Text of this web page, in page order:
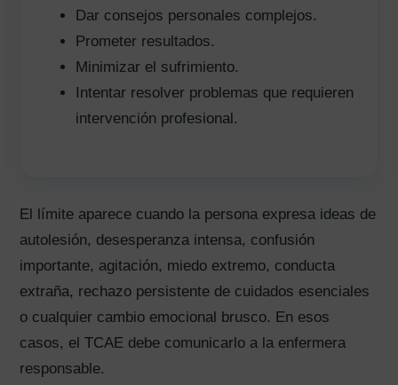
Dar consejos personales complejos.
Prometer resultados.
Minimizar el sufrimiento.
Intentar resolver problemas que requieren
intervención profesional.
El límite aparece cuando la persona expresa ideas de
autolesión, desesperanza intensa, confusión
importante, agitación, miedo extremo, conducta
extraña, rechazo persistente de cuidados esenciales
o cualquier cambio emocional brusco. En esos
casos, el TCAE debe comunicarlo a la enfermera
responsable.